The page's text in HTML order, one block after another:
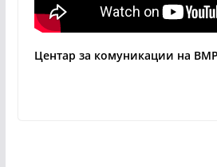
Центар за комуникации на